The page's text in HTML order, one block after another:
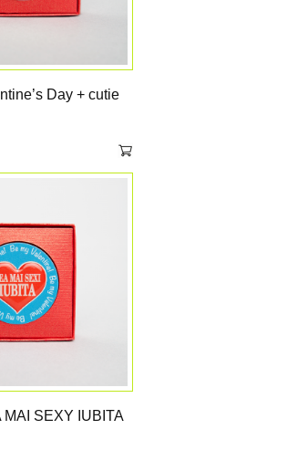
Day + cutie
MAI SEXY IUBITA